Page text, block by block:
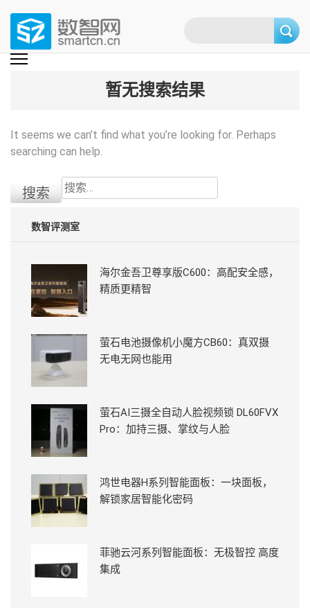
content
(Press
数智网
智能家居第一资讯门户 | 智能家居系统，智能家居产品，智能家居解决方
暂无搜索结果
It seems we can’t find what you’re looking for. Perhaps
searching can help.
搜
索：
数智评测室
海尔金吾卫尊享版C600：高配安全感，
精质更精智
萤石电池摄像机小魔方CB60：真双摄
无电无网也能用
萤石AI三摄全自动人脸视频锁 DL60FVX
Pro：加持三摄、掌纹与人脸
鸿世电器H系列智能面板：一块面板，
解锁家居智能化密码
菲驰云河系列智能面板：无极智控 高度
集成